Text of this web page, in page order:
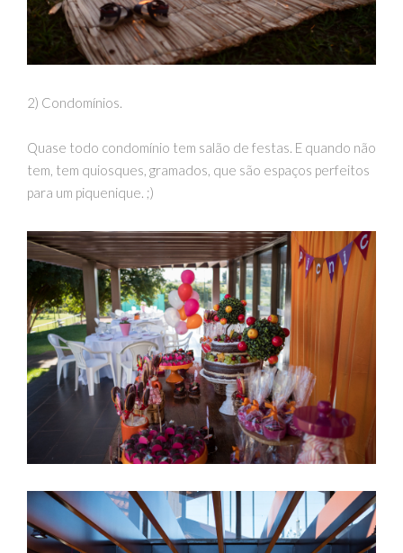
2) Condomínios.
Quase todo condomínio tem salão de festas. E quando não
tem, tem quiosques, gramados, que são espaços perfeitos
para um piquenique. ;)